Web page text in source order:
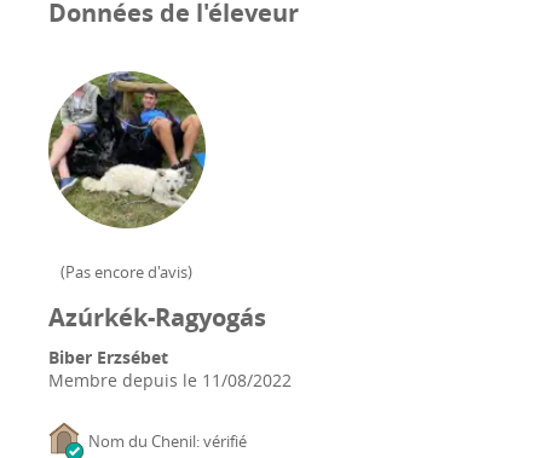
Données de l'éleveur
(Pas encore d'avis)
Azúrkék-Ragyogás
Biber Erzsébet
Membre depuis le 11/08/2022
Nom du Chenil: vérifié